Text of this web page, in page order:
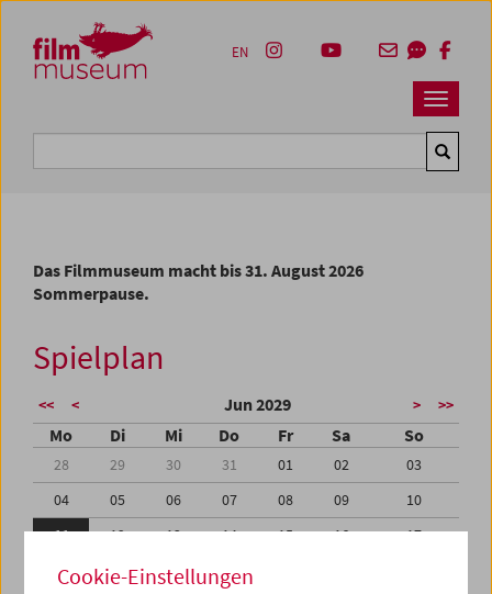
Zum Inhalt
Zum Hauptmenü
Zur Servicenavigation
Zum Suche
Navbar
EN
Das Filmmuseum macht bis 31. August 2026
Sommerpause.
Spielplan
<< < Jun 2029 > >>
Mo Di Mi Do Fr Sa So
28 29 30 31 01 02
03
04
05 06 07 08 09
10
11
12 13 14 15 16
17
18
19 20 21
Cookie-Einstellungen